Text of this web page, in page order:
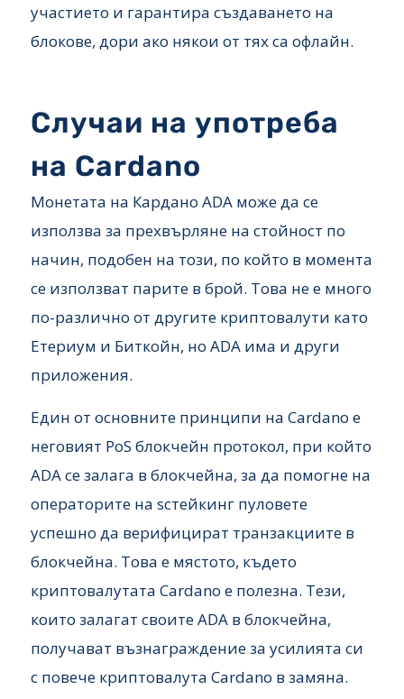
участието и гарантира създаването на
блокове, дори ако някои от тях са офлайн.
Случаи на употреба
на Cardano
Монетата на Кардано ADA може да се
използва за прехвърляне на стойност по
начин, подобен на този, по който в момента
се използват парите в брой. Това не е много
по-различно от другите криптовалути като
Етериум и Биткойн, но ADA има и други
приложения.
Един от основните принципи на Cardano е
неговият PoS блокчейн протокол, при който
ADA се залага в блокчейна, за да помогне на
операторите на sстейкинг пуловете
успешно да верифицират транзакциите в
блокчейна. Това е мястото, където
криптовалутата Cardano е полезна. Тези,
които залагат своите ADA в блокчейна,
получават възнаграждение за усилията си
с повече криптовалута Cardano в замяна.